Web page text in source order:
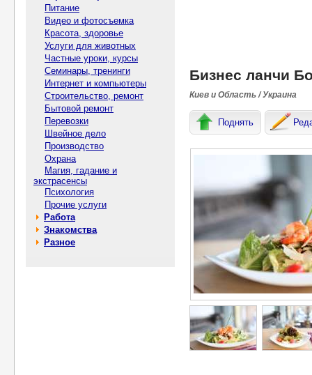
Питание
Видео и фотосъемка
Красота, здоровье
Услуги для животных
Частные уроки, курсы
Семинары, тренинги
Интернет и компьютеры
Строительство, ремонт
Бытовой ремонт
Перевозки
Швейное дело
Производство
Охрана
Магия, гадание и
экстрасенсы
Психология
Прочие услуги
Работа
Знакомства
Разное
Бизнес ланчи
Киев и Область / Украина
Поднять